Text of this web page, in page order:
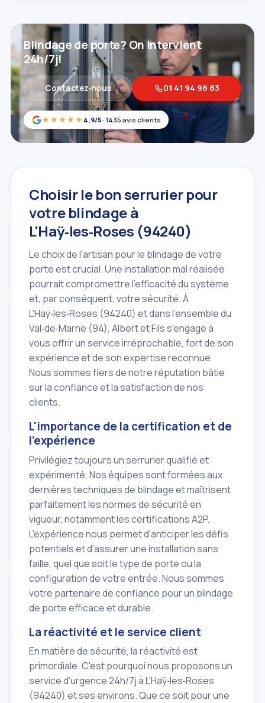
★★★★★ 4,9/5 · 1435 avis clients
Blindage de porte? On intervient
24h/7j!
Contactez‑nous 01 41 94 98 83
Choisir le bon serrurier pour
votre blindage à
L'Haÿ‑les‑Roses (94240)
Le choix de l'artisan pour le blindage de votre
porte est crucial. Une installation mal réalisée
pourrait compromettre l'efficacité du système
et, par conséquent, votre sécurité. À
L'Haÿ‑les‑Roses (94240) et dans l'ensemble du
Val‑de‑Marne (94), Albert et Fils s'engage à
vous offrir un service irréprochable, fort de son
expérience et de son expertise reconnue.
Nous sommes fiers de notre réputation bâtie
sur la confiance et la satisfaction de nos
clients.
L'importance de la certification et de
l'expérience
Privilégiez toujours un serrurier qualifié et
expérimenté. Nos équipes sont formées aux
dernières techniques de blindage et maîtrisent
parfaitement les normes de sécurité en
vigueur, notamment les certifications A2P.
L'expérience nous permet d'anticiper les défis
potentiels et d'assurer une installation sans
faille, quel que soit le type de porte ou la
configuration de votre entrée. Nous sommes
votre partenaire de confiance pour un blindage
de porte efficace et durable.
La réactivité et le service client
En matière de sécurité, la réactivité est
primordiale. C'est pourquoi nous proposons un
service d'urgence 24h/7j à L'Haÿ‑les‑Roses
(94240) et ses environs. Que ce soit pour une